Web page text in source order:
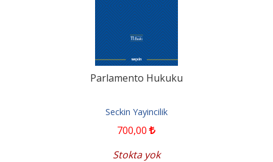
Parlamento Hukuku
Seckin Yayincilik
700,00
Stokta yok